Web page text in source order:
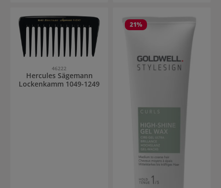
46222
Hercules Sägemann
Lockenkamm 1049-1249
21%